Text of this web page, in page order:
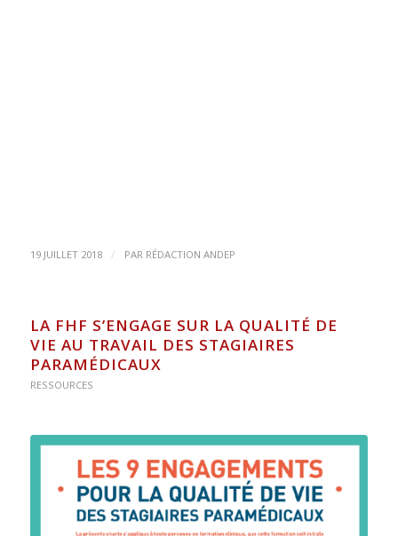
19 JUILLET 2018 / PAR RÉDACTION ANDEP
LA FHF S’ENGAGE SUR LA QUALITÉ DE
VIE AU TRAVAIL DES STAGIAIRES
PARAMÉDICAUX
RESSOURCES